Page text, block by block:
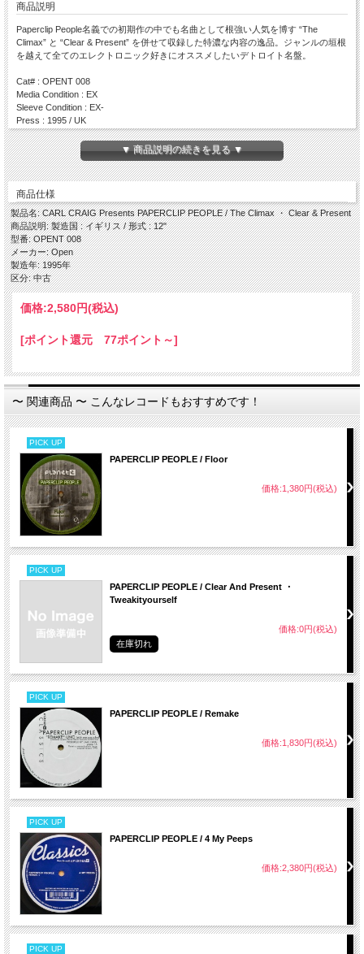
商品説明
Paperclip People名義での初期作の中でも名曲として根強い人気を博す “The
Climax” と “Clear & Present” を併せて収録した特濃な内容の逸品。ジャンルの垣根
を越えて全てのエレクトロニック好きにオススメしたいデトロイト名盤。
Cat# : OPENT 008
Media Condition : EX
Sleeve Condition : EX-
Press : 1995 / UK
Side A
・ The Climax (Re-worked)
・ Clear & Present
▼ 商品説明の続きを見る ▼
商品仕様
製品名: CARL CRAIG Presents PAPERCLIP PEOPLE / The Climax ・ Clear & Present
商品説明: 製造国 : イギリス / 形式 : 12"
型番: OPENT 008
メーカー: Open
製造年: 1995年
区分: 中古
価格:2,580円(税込)
[ポイント還元 77ポイント～]
〜 関連商品 〜 こんなレコードもおすすめです！
PICK UP
PAPERCLIP PEOPLE / Floor
価格:1,380円(税込)
PICK UP
PAPERCLIP PEOPLE / Clear And Present ・
Tweakityourself
価格:0円(税込)
在庫切れ
PICK UP
PAPERCLIP PEOPLE / Remake
価格:1,830円(税込)
PICK UP
PAPERCLIP PEOPLE / 4 My Peeps
価格:2,380円(税込)
PICK UP